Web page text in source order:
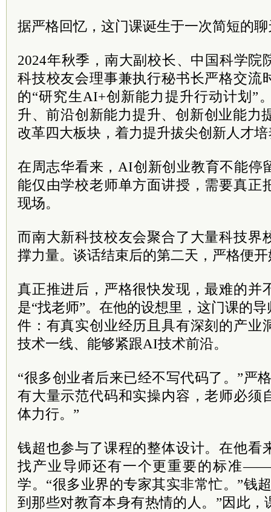
据严格回忆，这门课诞生于一次简短的
2024年秋季，南大副校长、中国科学院
科技校友会理事兼执行秘书长严格交流
的“研究生AI+创新能力提升行动计划”
升、前沿创新能力提升、创新创业能力
改革四大板块，着力提升拔尖创新人才
在周志华看来，AI创新创业教育不能停
能仅由学校老师单方面讲授，需要真正
现场。
而南大新科技校友会聚合了大量科技界
撑力量。谈话结束后的第二天，严格便
真正推进后，严格很快发现，最难的并
是“找老师”。在他的设想里，这门课的
件：有真实创业经历且具有深刻的产业
技术一线、能够紧跟AI技术前沿。
“很多创业者后来已经不写代码了。”严
有大量示范代码和实操内容，老师必须
体力行。”
钱超也参与了课程的整体设计。在他看
找产业导师还有一个更重要的标准
学。“很多业界的专家其实非常忙。”钱
到那些对教育本身有热情的人。”因此